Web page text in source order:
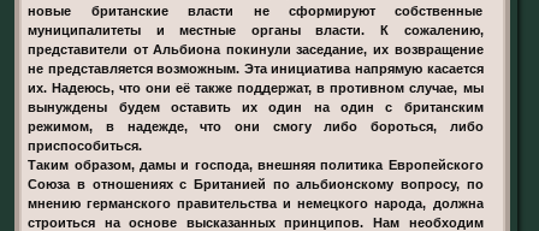
новые британские власти не сформируют собственные
муниципалитеты и местные органы власти. К сожалению,
представители от Альбиона покинули заседание, их возвращение
не представляется возможным. Эта инициатива напрямую касается
их. Надеюсь, что они её также поддержат, в противном случае, мы
вынуждены будем оставить их один на один с британским
режимом, в надежде, что они смогу либо бороться, либо
приспособиться.
Таким образом, дамы и господа, внешняя политика Европейского
Союза в отношениях с Британией по альбионскому вопросу, по
мнению германского правительства и немецкого народа, должна
строиться на основе высказанных принципов. Нам необходим